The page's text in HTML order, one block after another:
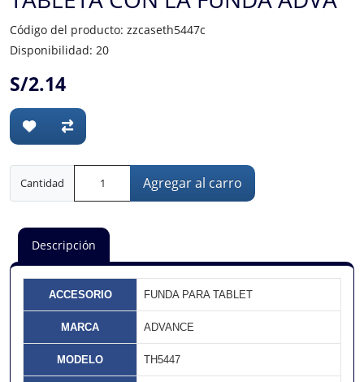
Código del producto: zzcaseth5447c
Disponibilidad: 20
S/2.14
Cantidad Agregar al carro
Descripción
ACCESORIO FUNDA PARA TABLET
MARCA ADVANCE
MODELO TH5447